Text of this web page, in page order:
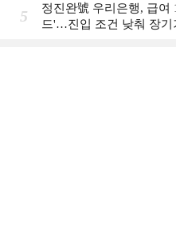
5
정진완號 우리은행, 급여
드'…진입 조건 낮춰 장기